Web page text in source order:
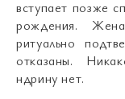
вступает позже
рождения.
ритуально
отказаны.
ндрину нет.